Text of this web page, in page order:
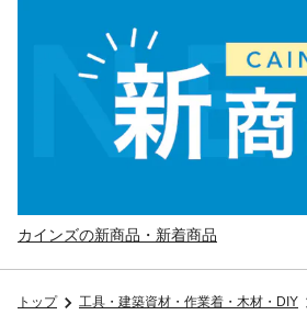
カインズの新商品・新着商品
トップ 工具・建築資材・作業着・木材・DIY